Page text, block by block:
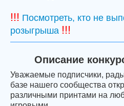
!!! Посмотреть, кто не
розыгрыша !!!
Описание
Уважаемые подписчики,
базе нашего сообщества
различными принтами на